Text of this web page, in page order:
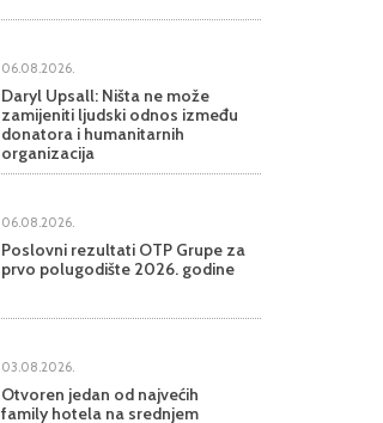
06.08.2026.
Daryl Upsall: Ništa ne može
zamijeniti ljudski odnos između
donatora i humanitarnih
organizacija
06.08.2026.
Poslovni rezultati OTP Grupe za
prvo polugodište 2026. godine
03.08.2026.
Otvoren jedan od najvećih
family hotela na srednjem